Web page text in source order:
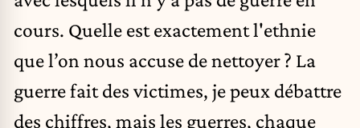
cours. Quelle est exactement l'ethnie
que l’on nous accuse de nettoyer ? La
guerre fait des victimes, je peux débattre
des chiffres, mais les guerres, chaque